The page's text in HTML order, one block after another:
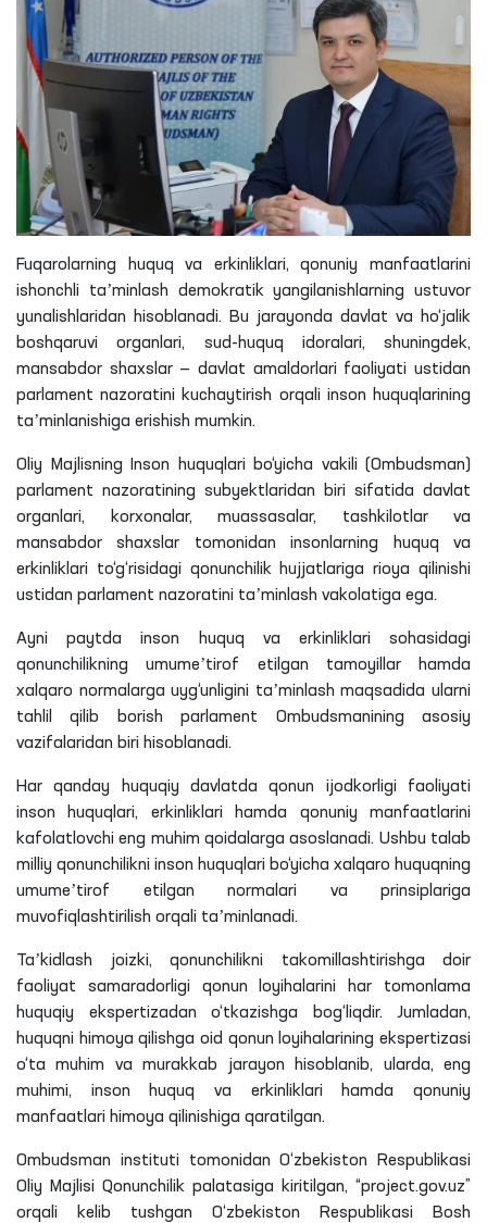
Fuqarolarning huquq va erkinliklari, qonuniy manfaatlarini
ishonchli taʼminlash demokratik yangilanishlarning ustuvor
yunalishlaridan hisoblanadi. Bu jarayonda davlat va
ho‘jalik
boshqaruvi organlari, sud-huquq idoralari, shuningdek,
mansabdor shaxslar — davlat amaldorlari faoliyati ustidan
parlament nazoratini kuchaytirish orqali inson huquqlarining
taʼminlanishiga erishish mumkin.
Oliy Majlisning Inson huquqlari bo‘yicha vakili (Ombudsman)
parlament nazoratining subyektlaridan biri sifatida davlat
organlari, korxonalar, muassasalar, tashkilotlar va
mansabdor shaxslar tomonidan insonlarning huquq va
erkinliklari to‘g‘risidagi qonunchilik hujjatlariga rioya qilinishi
ustidan parlament nazoratini taʼminlash vakolatiga ega.
Ayni paytda inson huquq va erkinliklari sohasidagi
qonunchilikningumumeʼtirof etilgan tamoyillar hamda
xalqaro normalarga uyg‘unligini taʼminlash maqsadida ularni
tahlil qilib borish parlament Ombudsmanining asosiy
vazifalaridan biri hisoblanadi.
Har qanday huquqiy davlatda qonun ijodkorligi faoliyati
inson huquqlari, erkinliklari hamda qonuniy manfaatlarini
kafolatlovchi eng muhim qoidalarga asoslanadi. Ushbu talab
milliy qonunchilikni inson huquqlari bo‘yicha xalqaro huquqning
umumeʼtirof etilgan normalari va prinsiplariga
muvofiqlashtirilish orqali taʼminlanadi.
Taʼkidlash joizki, qonunchilikni takomillashtirishga doir
faoliyat samaradorligi qonun loyihalarini har tomonlama
huquqiy ekspertizadan o‘tkazishga bog‘liqdir. Jumladan,
huquqni himoya qilishga oid qonun loyihalarining ekspertizasi
o‘ta muhim va murakkab jarayon hisoblanib, ularda, eng
muhimi, inson huquq va erkinliklari hamda qonuniy
manfaatlari himoya qilinishiga qaratilgan.
Ombudsman instituti tomonidan O‘zbekiston Respublikasi
Oliy Majlisi Qonunchilik palatasiga kiritilgan, “project.gov.uz”
orqali kelib tushgan O‘zbekiston Respublikasi Bosh